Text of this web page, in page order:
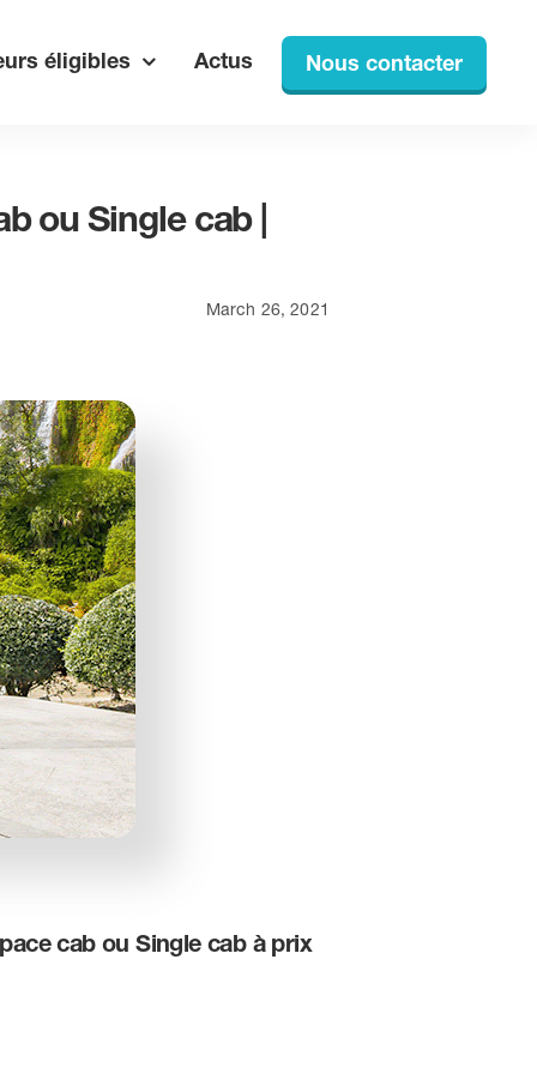
éligibles Actus Nous contacter
ou Single cab |
March 26, 2021
cab ou Single cab à prix